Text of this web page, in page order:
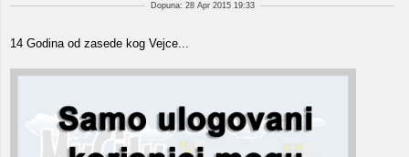
Dopuna: 28 Apr 2015 19:33
14 Godina od zasede kog Vejce...